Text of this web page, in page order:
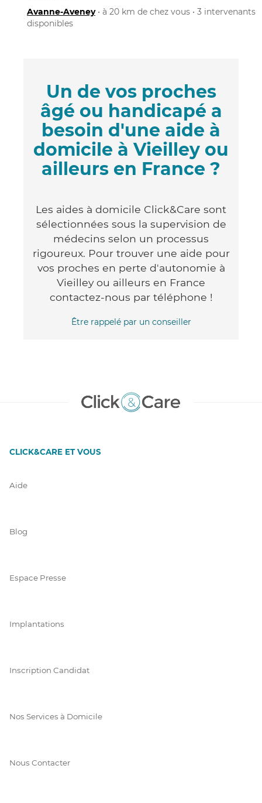
Avanne-Aveney• à 20 km de chez vous • 3 intervenants
disponibles
Un de vos proches
âgé ou handicapé a
besoin d'une aide à
domicile à Vieilley ou
ailleurs en France ?
Les aides à domicile Click&Care sont
sélectionnées sous la supervision de
médecins selon un processus
rigoureux. Pour trouver une aide pour
vos proches en perte d'autonomie à
Vieilley ou ailleurs en France
contactez-nous par téléphone !
Être rappelé par un conseiller
CLICK&CARE ET VOUS
Aide
Blog
Espace Presse
Implantations
Inscription Candidat
Nos Services à Domicile
Nous Contacter